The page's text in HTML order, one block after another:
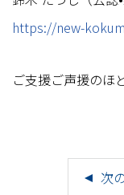
https://new-
ご支援ご声援のほ
次